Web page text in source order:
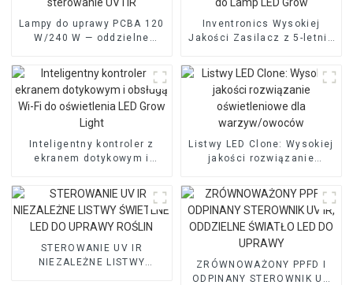
Lampy do uprawy PCBA 120
W/240 W — oddzielne
Inventronics Wysokiej
Jakości Zasilacz z 5-letnią
Grow
Inteligentny kontroler z
ekranem dotykowym i
oświetlenia LED Grow Light
Listwy LED Clone: ​​Wysokiej
jakości rozwiązanie
warzyw/owoców
STEROWANIE UV IR
NIEZALEŻNE LISTWY
ZRÓWNOWAŻONY PPFD I
ODPINANY STEROWNIK UV